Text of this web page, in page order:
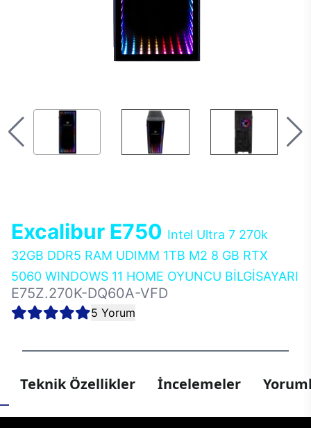
Excalibur E750 Intel Ultra 7 270k
32GB DDR5 RAM UDIMM 1TB M2 8 GB RTX
5060 WINDOWS 11 HOME OYUNCU BİLGİSAYARI
E75Z.270K-DQ60A-VFD
5 Yorum
Teknik Özellikler İncelemeler